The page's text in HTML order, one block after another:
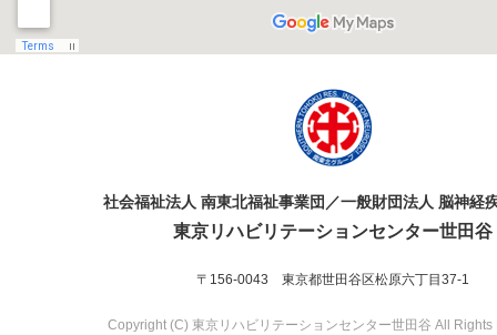
社会福祉法人 南東北福祉事業団／一般財団法人 脳神経
東京リハビリテーションセンター世田谷
〒156-0043 東京都世田谷区松原六丁目37-1
Copyright (C) 東京リハビリテーションセンター世田谷 All Rights